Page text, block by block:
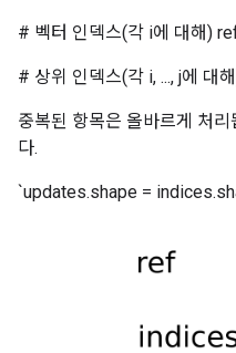
# 벡터 인덱스(각 i에 대해)
# 상위 인덱스(각 i, ..., j에 대
중복된 항목은 올바르게 처
다.
`updates.shape =